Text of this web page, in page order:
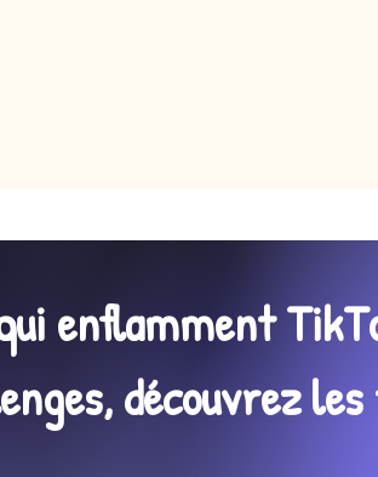
enflamment
découvrez